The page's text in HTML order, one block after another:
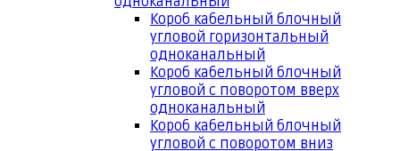
Короб кабельный блочный
угловой горизонтальный
одноканальный
Короб кабельный блочный
угловой с поворотом вверх
одноканальный
Короб кабельный блочный
угловой с поворотом вниз